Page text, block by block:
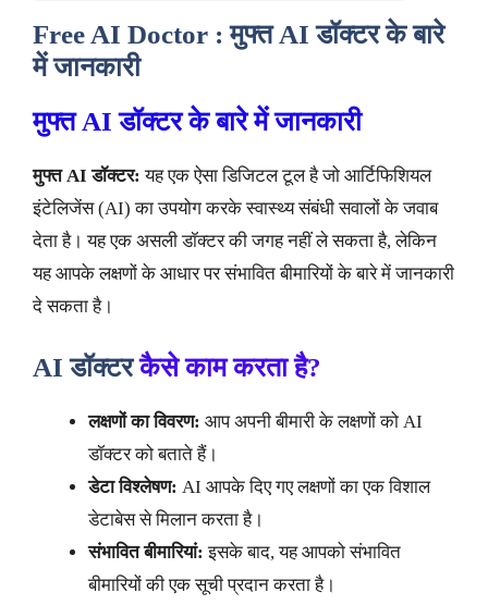
Free AI Doctor : मुफ्त AI डॉक्टर के बारे
में जानकारी
मुफ्त AI डॉक्टर के बारे में जानकारी
मुफ्त AI डॉक्टर: यह एक ऐसा डिजिटल टूल है जो आर्टिफिशियल
इंटेलिजेंस (AI) का उपयोग करके स्वास्थ्य संबंधी सवालों के जवाब
देता है। यह एक असली डॉक्टर की जगह नहीं ले सकता है, लेकिन
यह आपके लक्षणों के आधार पर संभावित बीमारियों के बारे में जानकारी
दे सकता है।
AI डॉक्टरकैसे काम करता है?
लक्षणों का विवरण: आप अपनी बीमारी के लक्षणों को AI
डॉक्टर को बताते हैं।
डेटा विश्लेषण: AI आपके दिए गए लक्षणों का एक विशाल
डेटाबेस से मिलान करता है।
संभावित बीमारियां: इसके बाद, यह आपको संभावित
बीमारियों की एक सूची प्रदान करता है।